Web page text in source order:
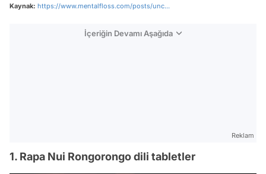
Kaynak: https://www.mentalfloss.com/posts/unc...
İçeriğin Devamı Aşağıda
Reklam
1. Rapa Nui Rongorongo dili tabletler